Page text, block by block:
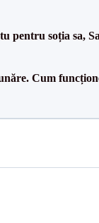
pentru soția sa,
Cum